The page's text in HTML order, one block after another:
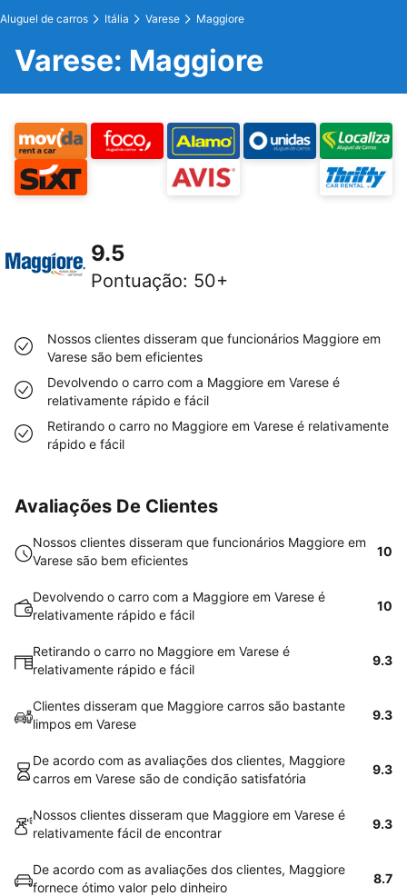
Aluguel de carros Itália Varese Maggiore
Varese: Maggiore
9.5
Pontuação: 50+
Nossos clientes disseram que funcionários Maggiore em
Varese são bem eficientes
Devolvendo o carro com a Maggiore em Varese é
relativamente rápido e fácil
Retirando o carro no Maggiore em Varese é relativamente
rápido e fácil
Avaliações De Clientes
Nossos clientes disseram que funcionários Maggiore em
Varese são bem eficientes
10
Devolvendo o carro com a Maggiore em Varese é
relativamente rápido e fácil
10
Retirando o carro no Maggiore em Varese é
relativamente rápido e fácil
9.3
Clientes disseram que Maggiore carros são bastante
limpos em Varese
9.3
De acordo com as avaliações dos clientes, Maggiore
carros em Varese são de condição satisfatória
9.3
Nossos clientes disseram que Maggiore em Varese é
relativamente fácil de encontrar
9.3
De acordo com as avaliações dos clientes, Maggiore
fornece ótimo valor pelo dinheiro
8.7